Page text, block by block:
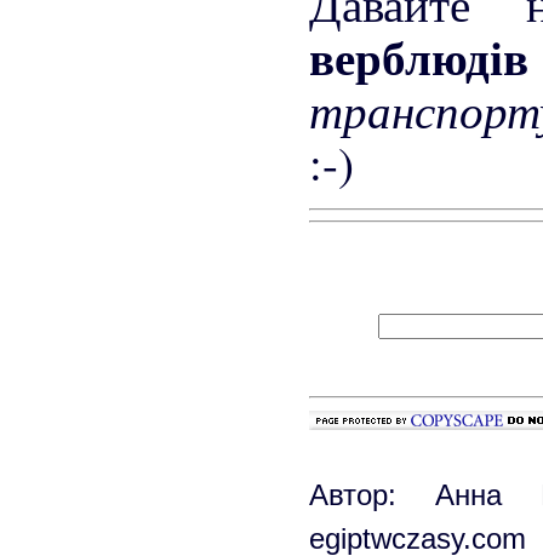
:-)
Автор: Анна
egiptwczasy.com